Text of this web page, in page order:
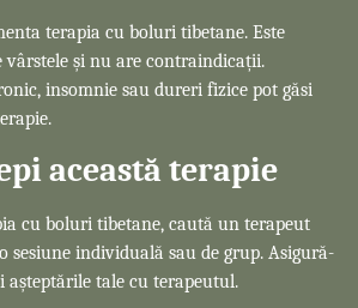
terapia cu boluri tibetane. Este
și nu are contraindicații.
insomnie sau dureri fizice pot găsi
această terapie
cu boluri tibetane, caută un terapeut
sesiune individuală sau de grup. Asigură-
așteptările tale cu terapeutul.